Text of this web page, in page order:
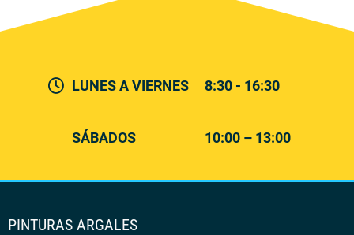
LUNES A VIERNES
SÁBADOS
8:30 - 16:30
10:00 – 13:00
PINTURAS ARGALES